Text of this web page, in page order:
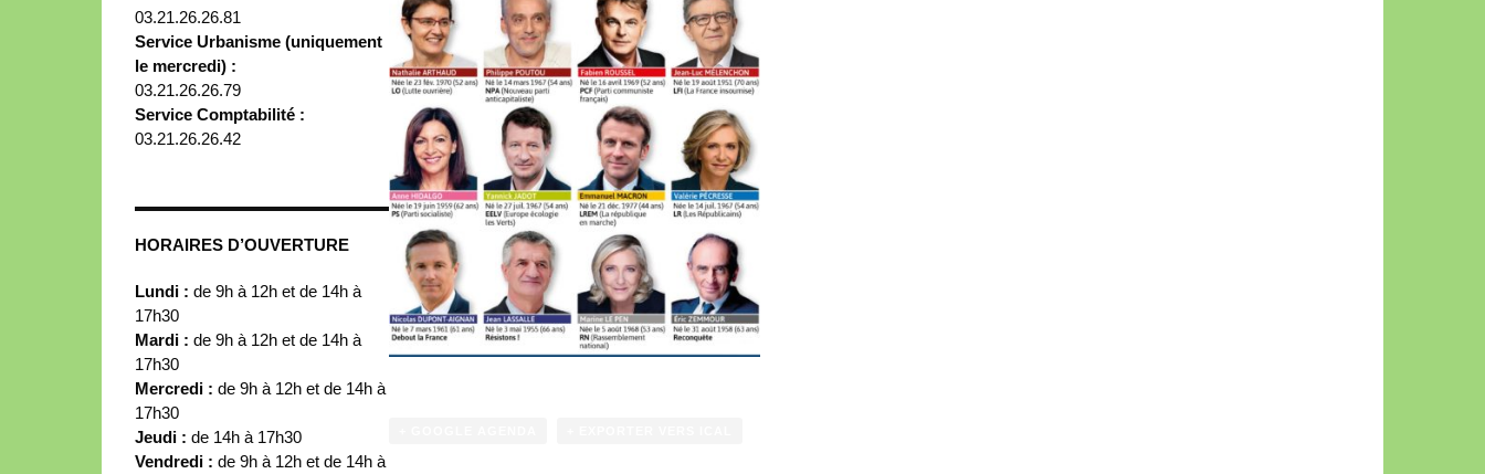
03.21.26.26.81
Service Urbanisme (uniquement
le mercredi) :
03.21.26.26.79
Service Comptabilité :
03.21.26.26.42
HORAIRES D’OUVERTURE
Lundi : de 9h à 12h et de 14h à
17h30
Mardi : de 9h à 12h et de 14h à
17h30
Mercredi : de 9h à 12h et de 14h à
17h30
Jeudi : de 14h à 17h30
Vendredi : de 9h à 12h et de 14h à